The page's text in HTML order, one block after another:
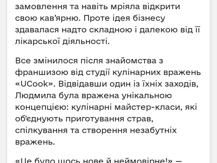
замовлення та навіть мріяла відкрити
свою кав’ярню. Проте ідея бізнесу
здавалася надто складною і далекою від її
лікарської діяльності.
Все змінилося після знайомства з
франшизою від студії кулінарних вражень
«UCook». Відвідавши один із їхніх заходів,
Людмила була вражена унікальною
концепцією: кулінарні майстер-класи, які
об'єднують приготування страв,
спілкування та створення незабутніх
вражень.
«Це було щось нове й неймовірне!» —